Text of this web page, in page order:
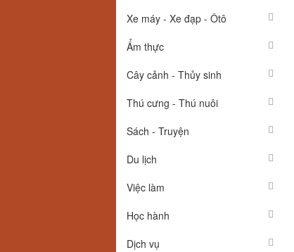
Xe máy - Xe đạp - Ôtô
Ẩm thực
Cây cảnh - Thủy sinh
Thú cưng - Thú nuôi
Sách - Truyện
Du lịch
Việc làm
Học hành
Dịch vụ